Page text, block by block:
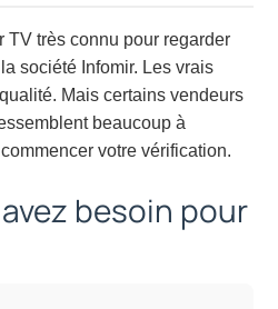
TV très connu pour regarder
société Infomir. Les vrais
Mais certains vendeurs
beaucoup à
votre vérification.
besoin pour